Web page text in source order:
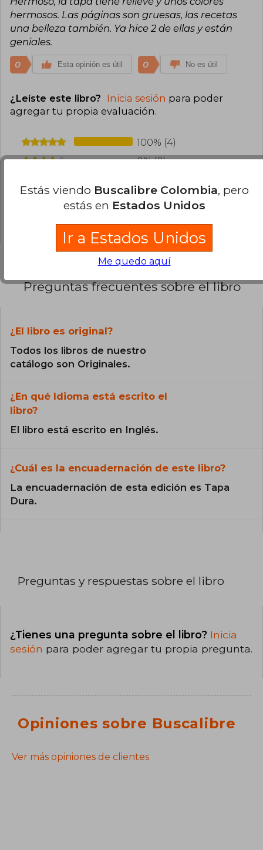
hermosos. Las páginas son gruesas, las recetas
una belleza también. Ya hice 2 de ellas y están
geniales.
0 Esta opinión es útil 0 No es útil
¿Leíste este libro? Inicia sesión para poder
agregar tu propia evaluación.
100% (4)
0% (0)
0% (0)
Preguntas frecuentes sobre el libro
¿El libro es original?
Todos los libros de nuestro
catálogo son Originales.
¿En qué Idioma está escrito el
libro?
El libro está escrito en Inglés.
¿Cuál es la encuadernación de este libro?
La encuadernación de esta edición es Tapa
Dura.
Preguntas y respuestas sobre el libro
¿Tienes una pregunta sobre el libro? Inicia
sesión para poder agregar tu propia pregunta.
Opiniones sobre Buscalibre
Ver más opiniones de clientes
Estás viendo Buscalibre Colombia, pero
estás en Estados Unidos
Ir a Estados Unidos
Me quedo aquí